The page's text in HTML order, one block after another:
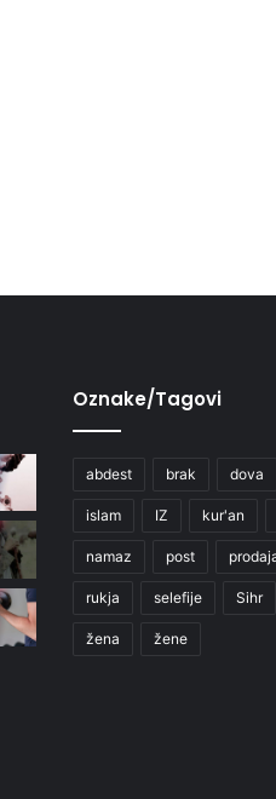
Oznake/Tagovi
abdest brak dova
islam IZ kur'an
namaz post
rukja selefije Sihr
žena žene